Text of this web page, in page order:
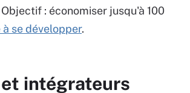
: économiser jusqu'à 100
à se développer.
intégrateurs